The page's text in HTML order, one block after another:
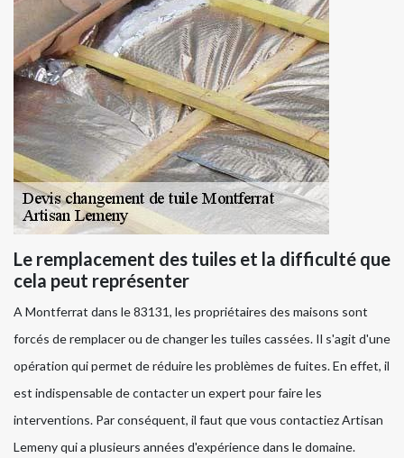
Le remplacement des tuiles et la difficulté que
cela peut représenter
A Montferrat dans le 83131, les propriétaires des maisons sont
forcés de remplacer ou de changer les tuiles cassées. Il s'agit d'une
opération qui permet de réduire les problèmes de fuites. En effet, il
est indispensable de contacter un expert pour faire les
interventions. Par conséquent, il faut que vous contactiez Artisan
Lemeny qui a plusieurs années d'expérience dans le domaine.